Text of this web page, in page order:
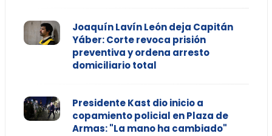
Joaquín Lavín León deja Capitán
Yáber: Corte revoca prisión
preventiva y ordena arresto
domiciliario total
Presidente Kast dio inicio a
copamiento policial en Plaza de
Armas: "La mano ha cambiado"